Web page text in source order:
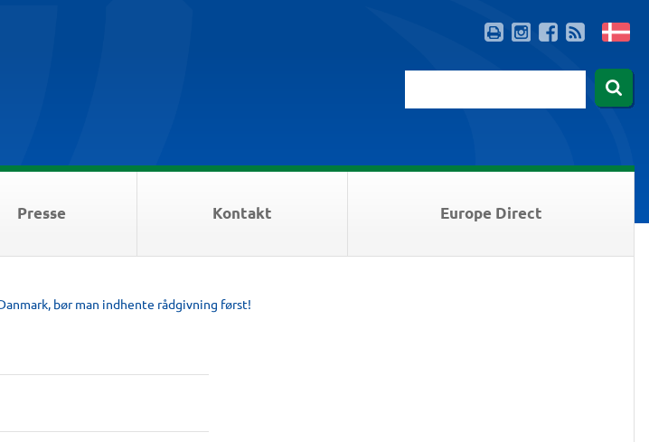
Presse Kontakt Europe Direct
bør man indhente rådgivning først!